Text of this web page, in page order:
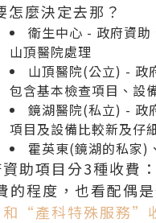
怎麼決定去那？
衛生中心 - 政府資
山頂醫院處理
山頂醫院(公立) - 政
包含基本檢查項目、設
鏡湖醫院(私立) - 政
項目及設備比較新及仔細
霍英東(鏡湖的私家)
助項目分3種收費
的程度，也看配偶
“產科特殊服務”